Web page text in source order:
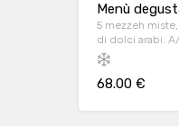
Menù
5 mezzeh
di dolci arabi.
68.00 €